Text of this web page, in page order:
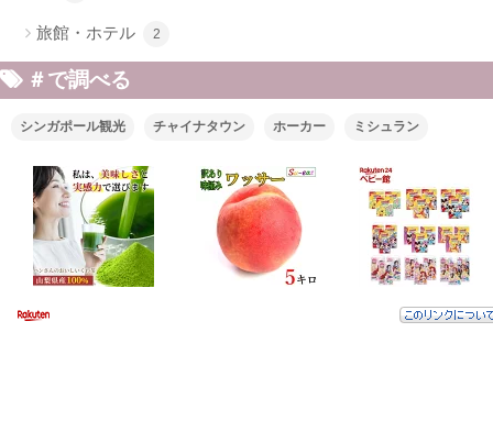
旅館・ホテル 2
＃で調べる
シンガポール観光 チャイナタウン ホーカー ミシュラン